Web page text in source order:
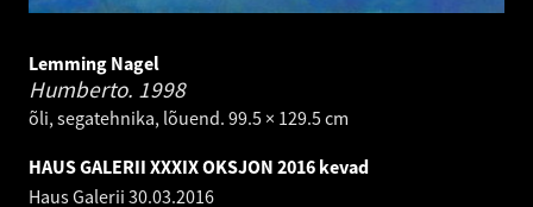
Lemming Nagel
Humberto. 1998
õli, segatehnika, lõuend. 99.5 × 129.5 cm
HAUS GALERII XXXIX OKSJON 2016 kevad
Haus Galerii 30.03.2016